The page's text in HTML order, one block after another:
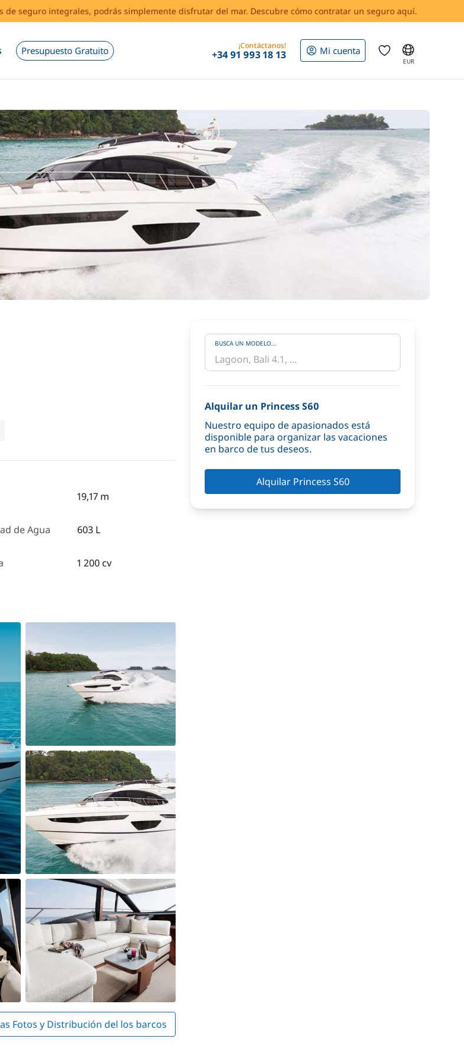
seguro integrales, podrás simplemente disfrutar del mar. Descubre cómo contratar un seguro aquí.
Presupuesto Gratuito ¡Contáctanos!
+34 91 993 18 13 Mi cuenta
EUR
19,17 m
de Agua 603 L
1 200 cv
Fotos y Distribución del los barcos
BUSCA UN MODELO...
Alquilar un Princess S60
Nuestro equipo de apasionados está
disponible para organizar las vacaciones
en barco de tus deseos.
Alquilar Princess S60